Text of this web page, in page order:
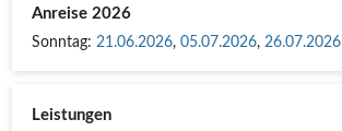
Anreise 2026
Sonntag:21.06.2026,05.07.2026,26.07.2026
Leistungen